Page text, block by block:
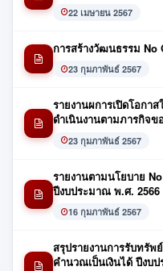
22 เมษายน 2567
การสร้างวัฒนธรรม No
23 กุมภาพันธ์ 2567
รายงานผการเปิดโอกา
ดำเนินงานตามภารกิจข
23 กุมภาพันธ์ 2567
รายงานตามนโยบาย
ปีงบประมาณ พ.ศ. 2566
16 กุมภาพันธ์ 2567
สรุปรายงานการรับทรั
คำนวณเป็นเงินได้ ปีงบ